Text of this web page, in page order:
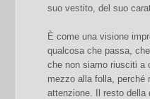
suo vestito, del suo
È come una visione
qualcosa che passa,
che non siamo riusciti a
mezzo alla folla, perché
attenzione. Il resto della